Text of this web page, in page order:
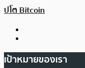
ปโต Bitcoin
เป้าหมายของเรา